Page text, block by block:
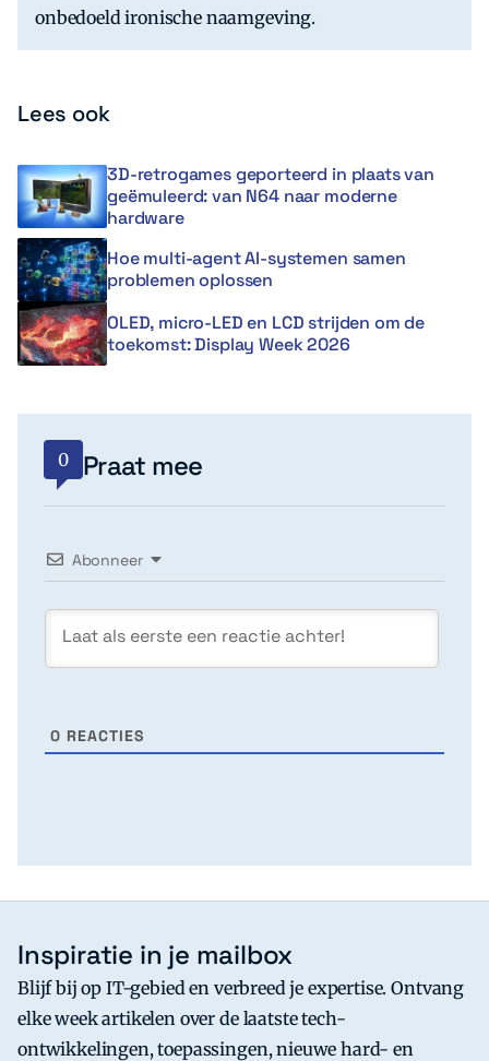
onbedoeld ironische naamgeving.
Lees ook
3D-retrogames geporteerd in plaats van
geëmuleerd: van N64 naar moderne
hardware
Hoe multi-agent AI-systemen samen
problemen oplossen
OLED, micro-LED en LCD strijden om de
toekomst: Display Week 2026
0 Praat mee
Abonneer
0 REACTIES
Inspiratie in je mailbox
Blijf bij op IT-gebied en verbreed je expertise. Ontvang
elke week artikelen over de laatste tech-
ontwikkelingen, toepassingen, nieuwe hard- en